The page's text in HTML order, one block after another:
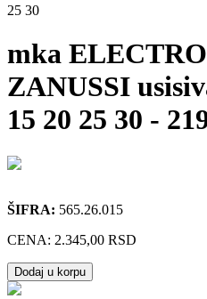
25 30
mka
ZANUSSI
15 20 25 30 -
ŠIFRA: 565.26.015
CENA: 2.345,00 RSD
Dodaj u korpu